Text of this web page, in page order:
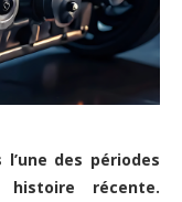
des périodes
récente.